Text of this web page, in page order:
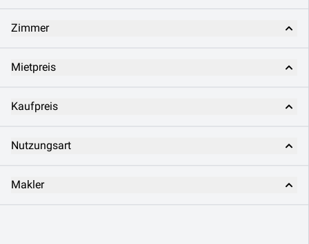
Zimmer
Mietpreis
Kaufpreis
Nutzungsart
Makler